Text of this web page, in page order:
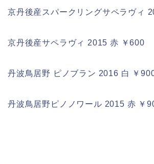
京丹後産スパークリングサペラヴィ
京丹後産サペラヴィ 2015 赤 ￥600
丹波鳥居野 ピノブラン 2016 白 ￥
丹波鳥居野ピノノワール 2015 赤 ￥